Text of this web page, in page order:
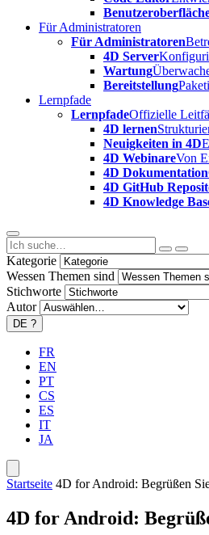
Für Administratoren
Für Administratoren
4D Server
Wartung
Bereitstellung
Lernpfade
LernpfadeOffizielle
4D lernen
Neuigkeiten in 4D
4D WebinareVon
4D Dokumentation
4D GitHub
4D Knowledge
Kategorie
Wessen Themen sind
Stichworte
Autor
DE ?
FR
EN
PT
CS
ES
IT
JA
Startseite 4D for Android: Begrüßen
4D for Android: